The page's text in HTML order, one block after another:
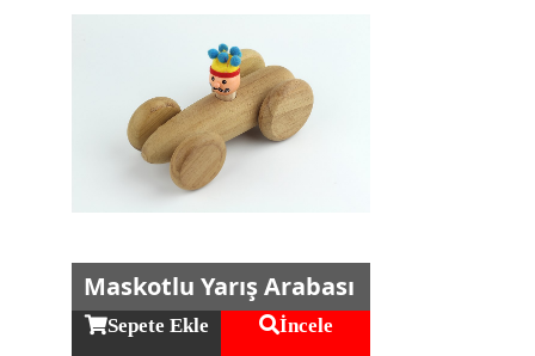
Maskotlu Yarış Arabası
Sepete Ekle İncele